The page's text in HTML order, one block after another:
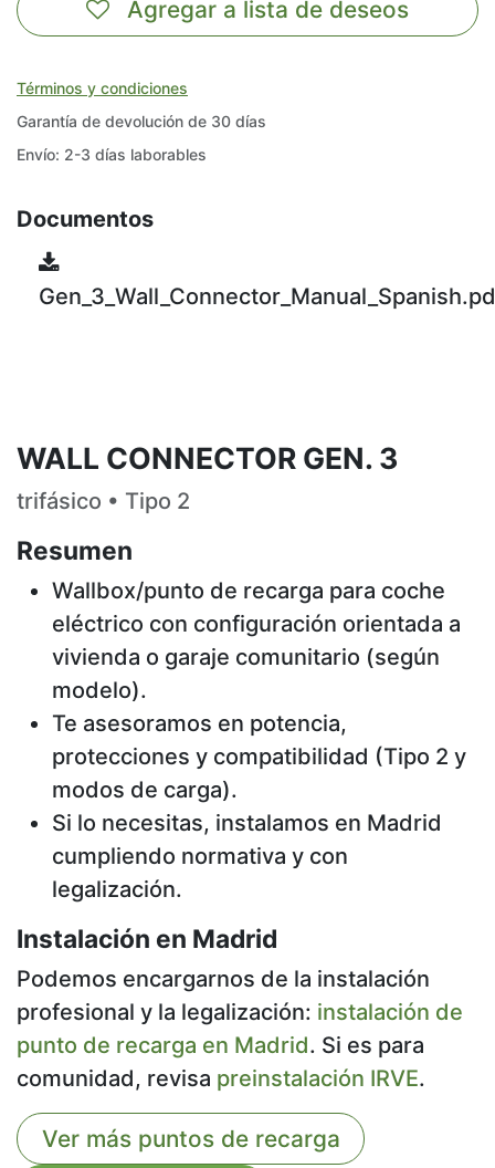
Agregar a lista de deseos
Términos y condiciones
Garantía de devolución de 30 días
Envío: 2-3 días laborables
Documentos
WALL CONNECTOR GEN. 3
trifásico • Tipo 2
Resumen
Wallbox/punto de recarga para coche
eléctrico con configuración orientada a
vivienda o garaje comunitario (según
modelo).
Te asesoramos en potencia,
protecciones y compatibilidad (Tipo 2 y
modos de carga).
Si lo necesitas, instalamos en Madrid
cumpliendo normativa y con
legalización.
Instalación en Madrid
Podemos encargarnos de la instalación
profesional y la legalización: instalación de
punto de recarga en Madrid. Si es para
comunidad, revisa preinstalación IRVE.
Ver más puntos de recarga